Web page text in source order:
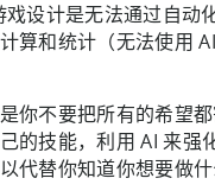
戏设计是无法通过自动
算和统计（无法使用
你不要把所有的希望都
的技能，利用 AI 来强
代替你知道你想要做